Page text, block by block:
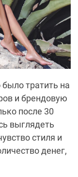
тратить на
и брендовую
после 30
выглядеть
стиля и
денег,